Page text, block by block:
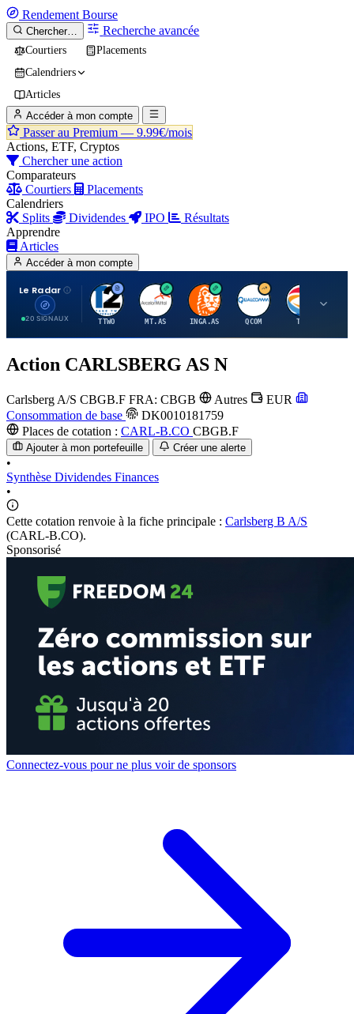
Rendement Bourse
Chercher… Recherche avancée
Courtiers
Placements
Calendriers
Articles
Accéder à mon compte
Passer au Premium — 9.99€/mois
Actions, ETF, Cryptos
Chercher une action
Comparateurs
Courtiers
Placements
Calendriers
Splits
Dividendes IPO
Résultats
Apprendre
Articles
Accéder à mon compte
Le Radar
20 SIGNAUX
T
TTWO
A
MT.AS
I
INGA.AS
Q
QCOM
T
TTE
Action CARLSBERG AS N
Carlsberg A/S CBGB.F FRA: CBGB Autres
EUR
Consommation de base
DK0010181759
Places de cotation : CARL-B.CO CBGB.F
Ajouter à mon portefeuille Créer une alerte
•
Synthèse Dividendes Finances
•
Cette cotation renvoie à la fiche principale : Carlsberg B A/S
(CARL-B.CO).
Sponsorisé
Connectez-vous pour ne plus voir de sponsors